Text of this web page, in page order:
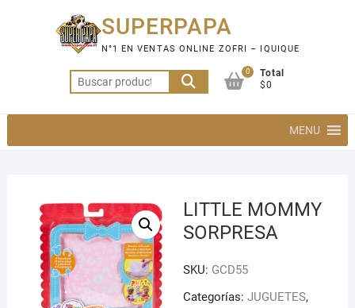
SUPERPAPA
N°1 EN VENTAS ONLINE ZOFRI – IQUIQUE
Buscar
por:
0
Total
$0
MENU
LITTLE MOMMY
SORPRESA
SKU: GCD55
Categorías:JUGUETES,